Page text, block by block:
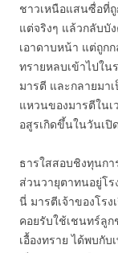
ชาวเหนือแสนซื่อที่
แต่จริงๆ แล้วกลับบั
เอาดาบหน้า แต่ถูก
ทรายหลบเข้าไปใน
มารตี และกลายมา
แหวนของมารตีใน
อสูรเกิดขึ้นในวันเปิ
ธารใสสอบชิงทุนกา
ส่วนวายุตาทนอยู่โร
นี่ มารตีเจ้าของโรง
คอยรับใช้เชนทร์ลูก
เอื้องทราย ได้พบกั